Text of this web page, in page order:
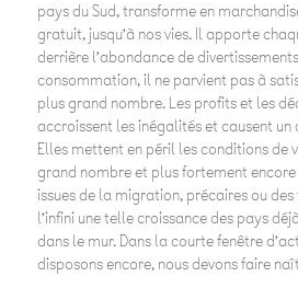
pays du Sud, transforme en
gratuit, jusqu’à nos vies. Il apporte
derrière l’abondance de
consommation, il ne parvient pas à
plus grand nombre. Les profits et les
accroissent les inégalités et causent
Elles mettent en péril les conditions de
grand nombre et plus fortement encore
issues de la migration, précaires ou
l’infini une telle croissance des pays
dans le mur. Dans la courte fenêtre
disposons encore, nous devons faire